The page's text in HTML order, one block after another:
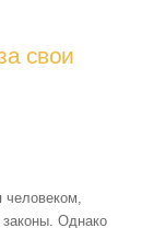
свои
законы. Однако